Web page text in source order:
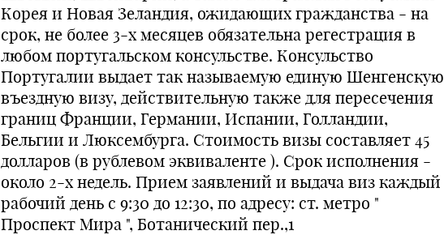
Корея и Новая Зеландия, ожидающих гражданства - на
срок, не более 3-х месяцев обязательна регестрация в
любом португальском консульстве. Консульство
Португалии выдает так называемую единую Шенгенскую
въездную визу, действительную также для пересечения
границ Франции, Германии, Испании, Голландии,
Бельгии и Люксембурга. Стоимость визы составляет 45
долларов (в рублевом эквиваленте ). Срок исполнения -
около 2-х недель. Прием заявлений и выдача виз каждый
рабочий день с 9:30 до 12:30, по адресу: ст. метро "
Проспект Мира ", Ботанический пер.,1